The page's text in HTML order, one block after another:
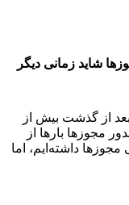
شاید زمانی دیگر
از گذشت بیش از
مجوز‌ها بار‌ها از
داشته‌ایم، اما